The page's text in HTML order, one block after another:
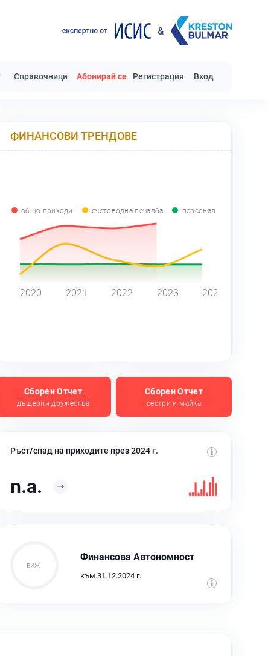
Справочници Абонирай се Регистрация Вход
ФИНАНСОВИ ТРЕНДОВЕ
общо приходи счетоводна печалба персонал
2020 2021 2022 2023 2024
Сборен Отчет
дъщерни дружества
Сборен Отчет
сестри и майка
Ръст/спад на приходите през 2024 г.
n.a.
Финансова Автономност
към 31.12.2024 г.